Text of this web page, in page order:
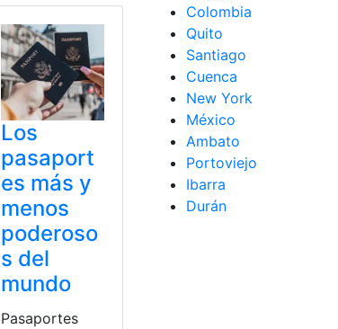
Los
pasaport
es más y
menos
poderoso
s del
mundo
Pasaportes
Colombia
Quito
Santiago
Cuenca
New York
México
Ambato
Portoviejo
Ibarra
Durán